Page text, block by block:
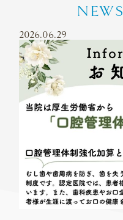
NEWS
2026.06.29